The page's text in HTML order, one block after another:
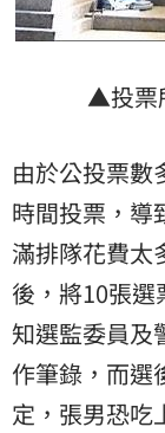
▲投票
由於公投票數
時間投票，導
滿排隊花費太
後，將10張
知選監委員及
作筆錄，而選
定，張男恐吃